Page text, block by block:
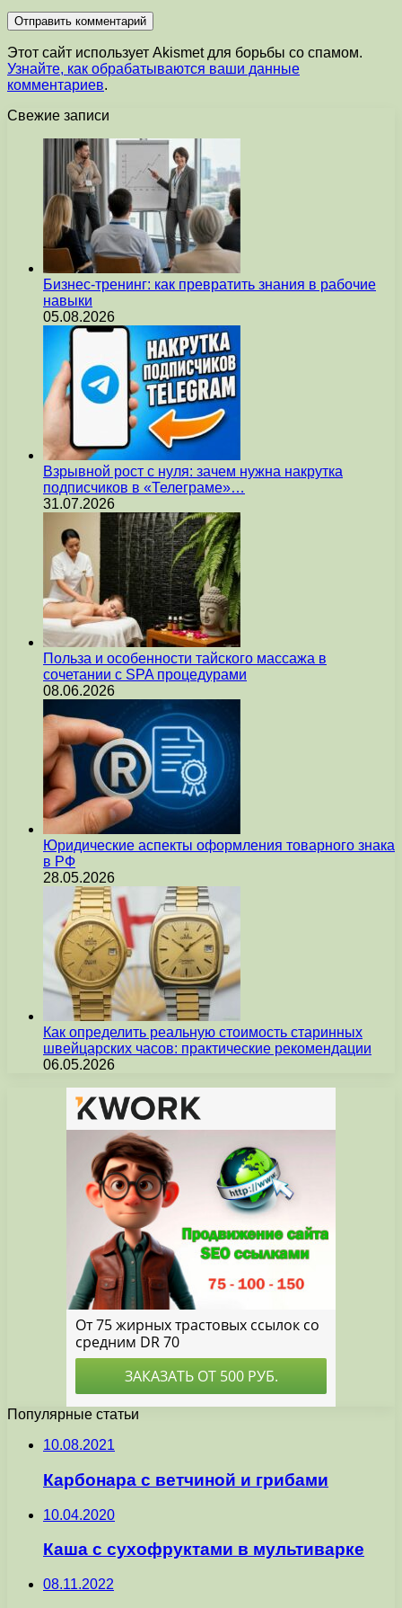
Этот сайт использует Akismet для борьбы со спамом.
Узнайте, как обрабатываются ваши данные
комментариев.
Свежие записи
Бизнес-тренинг: как превратить знания в рабочие
навыки
05.08.2026
Взрывной рост с нуля: зачем нужна накрутка
подписчиков в «Телеграме»…
31.07.2026
Польза и особенности тайского массажа в
сочетании с SPA процедурами
08.06.2026
Юридические аспекты оформления товарного знака
в РФ
28.05.2026
Как определить реальную стоимость старинных
швейцарских часов: практические рекомендации
06.05.2026
Популярные статьи
10.08.2021
Карбонара с ветчиной и грибами
10.04.2020
Каша с сухофруктами в мультиварке
08.11.2022